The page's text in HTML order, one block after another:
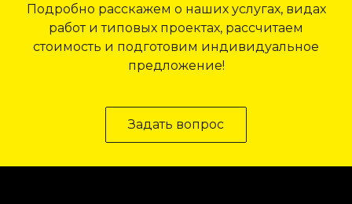
Подробно расскажем о наших услугах, видах
работ и типовых проектах, рассчитаем
стоимость и подготовим индивидуальное
предложение!
Задать вопрос